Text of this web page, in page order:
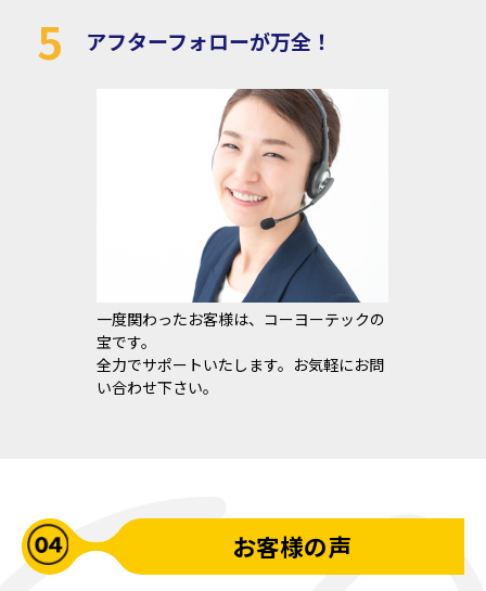
5 アフターフォローが万全！
一度関わったお客様は、コーヨーテックの
宝です。
全力でサポートいたします。お気軽にお問
い合わせ下さい。
お客様の声